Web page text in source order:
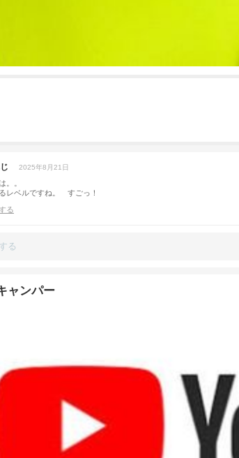
2025年8月21日
。。
レベルですね。 すごっ！
る
ャンパー